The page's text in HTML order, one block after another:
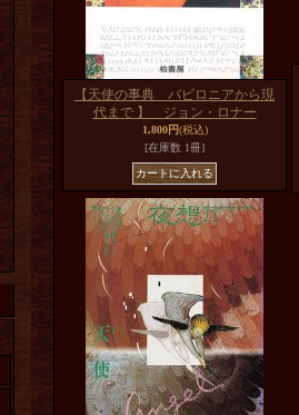
【天使の事典 バビロニアから現
代まで 】 ジョン・ロナー
1,800円(税込)
[在庫数 1冊]